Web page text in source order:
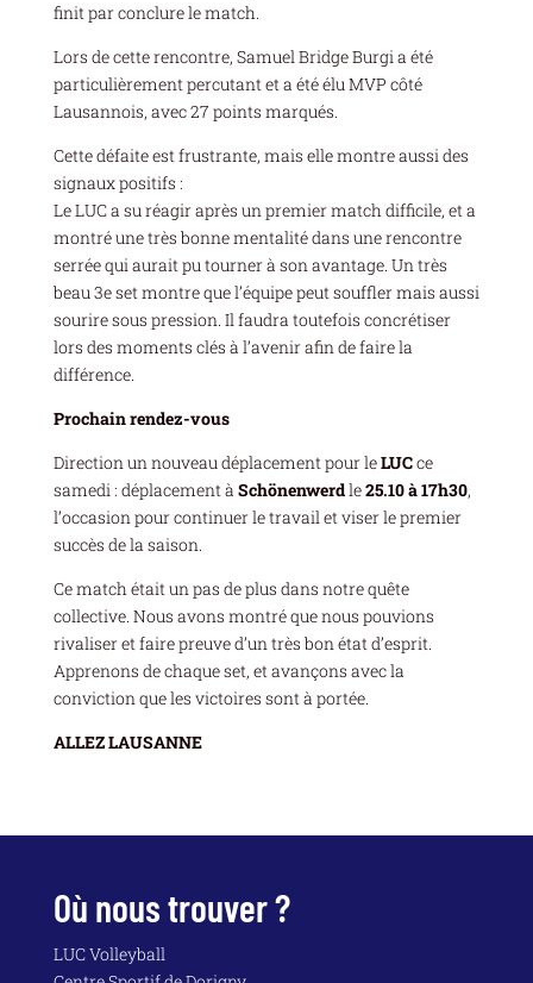
finit par conclure le match.
Lors de cette rencontre, Samuel Bridge Burgi a été
particulièrement percutant et a été élu MVP côté
Lausannois, avec 27 points marqués.
Cette défaite est frustrante, mais elle montre aussi des
signaux positifs :
Le LUC a su réagir après un premier match difficile, et a
montré une très bonne mentalité dans une rencontre
serrée qui aurait pu tourner à son avantage. Un très
beau 3e set montre que l’équipe peut souffler mais aussi
sourire sous pression. Il faudra toutefois concrétiser
lors des moments clés à l’avenir afin de faire la
différence.
Prochain rendez-vous
Direction un nouveau déplacement pour leLUCce
samedi : déplacement àSchönenwerdle25.10 à 17h30,
l’occasion pour continuer le travail et viser le premier
succès de la saison.
Ce match était un pas de plus dans notre quête
collective. Nous avons montré que nous pouvions
rivaliser et faire preuve d’un très bon état d’esprit.
Apprenons de chaque set, et avançons avec la
conviction que les victoires sont à portée.
ALLEZ LAUSANNE
Où nous trouver ?
LUC Volleyball